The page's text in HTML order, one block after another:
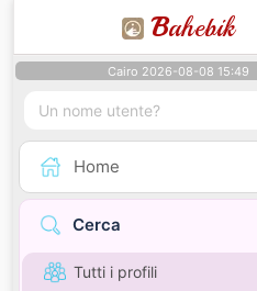
Bahebik
Cairo 2026-08-08 15:49
Home
Cerca
Tutti i profili